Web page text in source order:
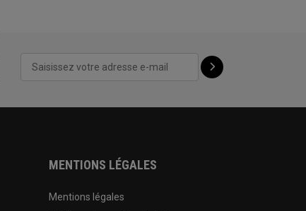
MENTIONS LÉGALES
Mentions légales